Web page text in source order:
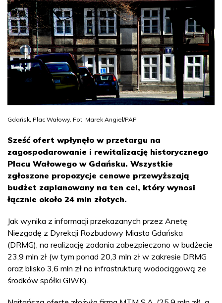
Gdańsk, Plac Wałowy. Fot. Marek Angiel/PAP
Sześć ofert wpłynęło w przetargu na
zagospodarowanie i rewitalizację historycznego
Placu Wałowego w Gdańsku. Wszystkie
zgłoszone propozycje cenowe przewyższają
budżet zaplanowany na ten cel, który wynosi
łącznie około 24 mln złotych.
Jak wynika z informacji przekazanych przez Anetę
Niezgodę z Dyrekcji Rozbudowy Miasta Gdańska
(DRMG), na realizację zadania zabezpieczono w budżecie
23,9 mln zł (w tym ponad 20,3 mln zł w zakresie DRMG
oraz blisko 3,6 mln zł na infrastrukturę wodociągową ze
środków spółki GIWK).